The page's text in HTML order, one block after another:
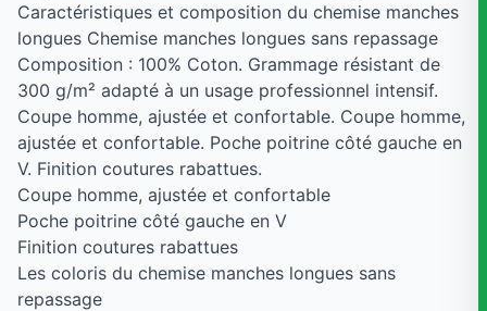
Caractéristiques et composition du chemise manches
longues Chemise manches longues sans repassage
Composition : 100% Coton. Grammage résistant de
300 g/m² adapté à un usage professionnel intensif.
Coupe homme, ajustée et confortable. Coupe homme,
ajustée et confortable. Poche poitrine côté gauche en
V. Finition coutures rabattues.
Coupe homme, ajustée et confortable
Poche poitrine côté gauche en V
Finition coutures rabattues
Les coloris du chemise manches longues sans
repassage